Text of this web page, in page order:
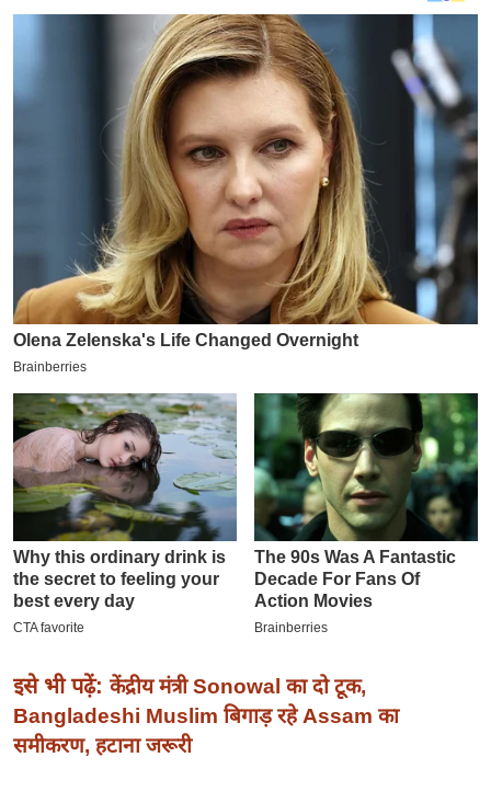
ल
2
6
क्रा
इ
म
ई
-
पे
र
मि
सा
बे
मि
सा
इसे भी पढ़ें: केंद्रीय मंत्री Sonowal का दो टूक,
Bangladeshi Muslim बिगाड़ रहे Assam का
समीकरण, हटाना जरूरी